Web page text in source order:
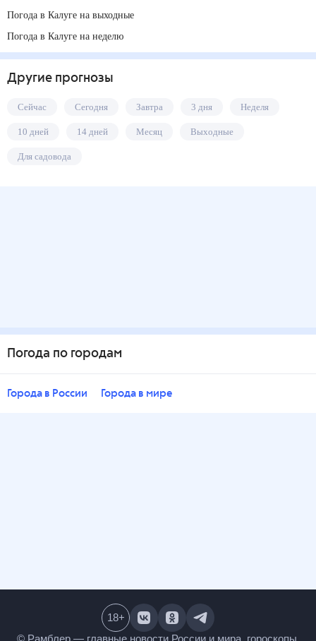
Погода в Калуге на выходные
Погода в Калуге на неделю
Другие прогнозы
Сейчас Сегодня Завтра 3 дня Неделя
10 дней 14 дней Месяц Выходные
Для садовода
Погода по городам
Города в России Города в мире
18+